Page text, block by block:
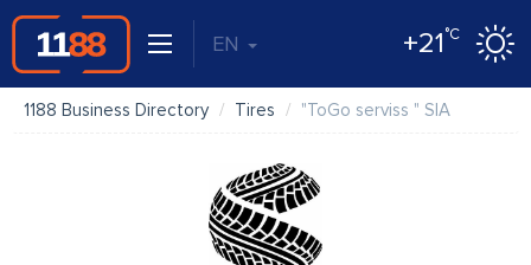
EN +21°C
1188 Business Directory Tires "ToGo serviss " SIA